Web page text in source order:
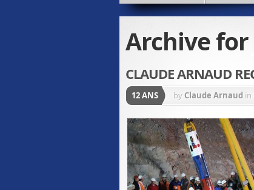
Archive for
CLAUDE ARNAUD
12 ANS by Claude Arnaud in